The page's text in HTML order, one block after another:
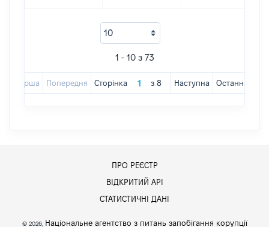
1 - 10 з 73
Перша Попередня Сторінка з 8 Наступна Остання
ПРО РЕЄСТР
ВІДКРИТИЙ АРІ
СТАТИСТИЧНІ ДАНІ
© 2026, Національне агентство з питань запобігання корупції